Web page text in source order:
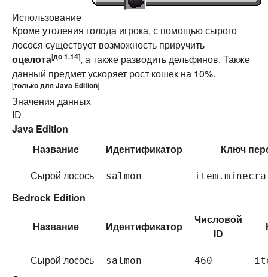
Использование
Кроме утоления голода игрока, с помощью сырого
лосося существует возможность приручить
оцелота[до 1.14], а также разводить дельфинов. Также
данный предмет ускоряет рост кошек на 10%.‌
[только дляJava Edition]
Значения данных
ID
Java Edition
Название
Идентификатор
Ключ
Сырой лосось
salmon
Bedrock Edition
Название Идентификатор
Числовой
ID
Сырой лосось salmon 460